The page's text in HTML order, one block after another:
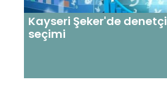
Kayseri Şeker'de denetçi
seçimi